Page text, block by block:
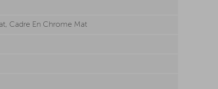
Cadre En Chrome Mat